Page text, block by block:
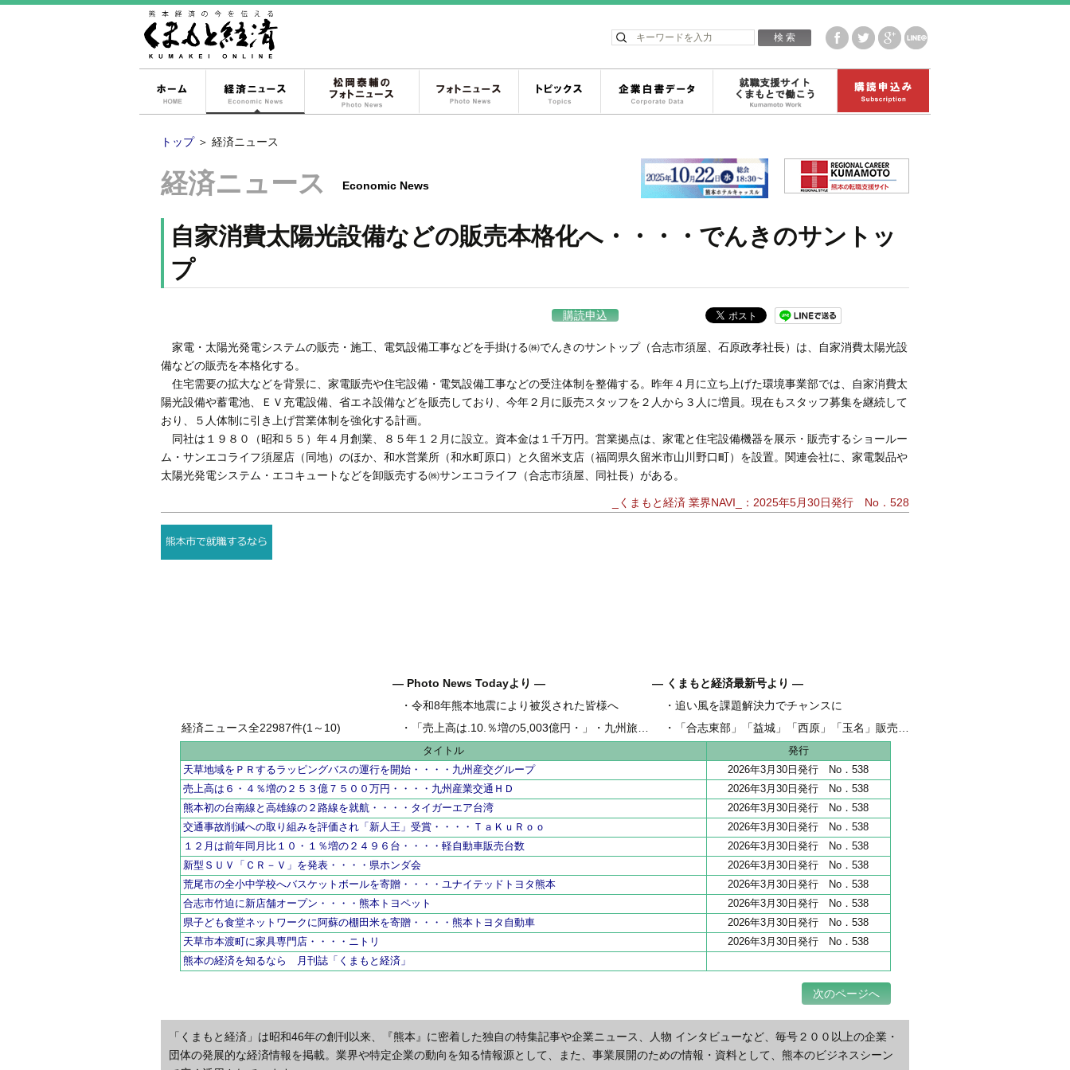
経済ニュース 企業白書データ
トップ ＞ 経済ニュース
経済ニュース Economic News
自家消費太陽光設備などの販売本格化へ・・・・でんきのサントッ
プ
購読申込
家電・太陽光発電システムの販売・施工、電気設備工事などを手掛ける㈱でんきのサントップ（合志市須屋、石原政孝社長）は、自家消費太陽光設
備などの販売を本格化する。
住宅需要の拡大などを背景に、家電販売や住宅設備・電気設備工事などの受注体制を整備する。昨年４月に立ち上げた環境事業部では、自家消費太
陽光設備や蓄電池、ＥＶ充電設備、省エネ設備などを販売しており、今年２月に販売スタッフを２人から３人に増員。現在もスタッフ募集を継続して
おり、５人体制に引き上げ営業体制を強化する計画。
同社は１９８０（昭和５５）年４月創業、８５年１２月に設立。資本金は１千万円。営業拠点は、家電と住宅設備機器を展示・販売するショールー
ム・サンエコライフ須屋店（同地）のほか、和水営業所（和水町原口）と久留米支店（福岡県久留米市山川野口町）を設置。関連会社に、家電製品や
太陽光発電システム・エコキュートなどを卸販売する㈱サンエコライフ（合志市須屋、同社長）がある。
_くまもと経済 業界NAVI_：2025年5月30日発行 No．528
― Photo News Todayより ―
・令和8年熊本地震により被災された皆様へ
・
「売上高は.10.％増の5,003億円・」・九州旅客鉄道の古宮洋二社長
― くまもと経済最新号より ―
・追い風を課題解決力でチャンスに
県内地域金融 伴走支援強化し、新たな資金需要を開拓
・
「合志東部」「益城」「西原」「玉名」販売好調
県内工業団地 全206haうち65haが分譲開始
経済ニュース全22987件(1～10)
タイトル
発行
天草地域をＰＲするラッピングバスの運行を開始・・・・九州産交グループ
2026年3月30日発行 No．538
売上高は６・４％増の２５３億７５００万円・・・・九州産業交通ＨＤ
2026年3月30日発行 No．538
熊本初の台南線と高雄線の２路線を就航・・・・タイガーエア台湾
2026年3月30日発行 No．538
交通事故削減への取り組みを評価され「新人王」受賞・・・・ＴａＫｕＲｏｏ
2026年3月30日発行 No．538
１２月は前年同月比１０・１％増の２４９６台・・・・軽自動車販売台数
2026年3月30日発行 No．538
新型ＳＵＶ「ＣＲ－Ｖ」を発表・・・・県ホンダ会
2026年3月30日発行 No．538
荒尾市の全小中学校へバスケットボールを寄贈・・・・ユナイテッドトヨタ熊本
2026年3月30日発行 No．538
合志市竹迫に新店舗オープン・・・・熊本トヨペット
2026年3月30日発行 No．538
県子ども食堂ネットワークに阿蘇の棚田米を寄贈・・・・熊本トヨタ自動車
2026年3月30日発行 No．538
天草市本渡町に家具専門店・・・・ニトリ
2026年3月30日発行 No．538
熊本の経済を知るなら 月刊誌「くまもと経済」
次のページへ
「くまもと経済」は昭和46年の創刊以来、『熊本』に密着した独自の特集記事や企業ニュース、人物 インタビューなど、毎号２００以上の企業・
団体の発展的な経済情報を掲載。業界や特定企業の動向を知る情報源として、また、事業展開のための情報・資料として、熊本のビジネスシーン